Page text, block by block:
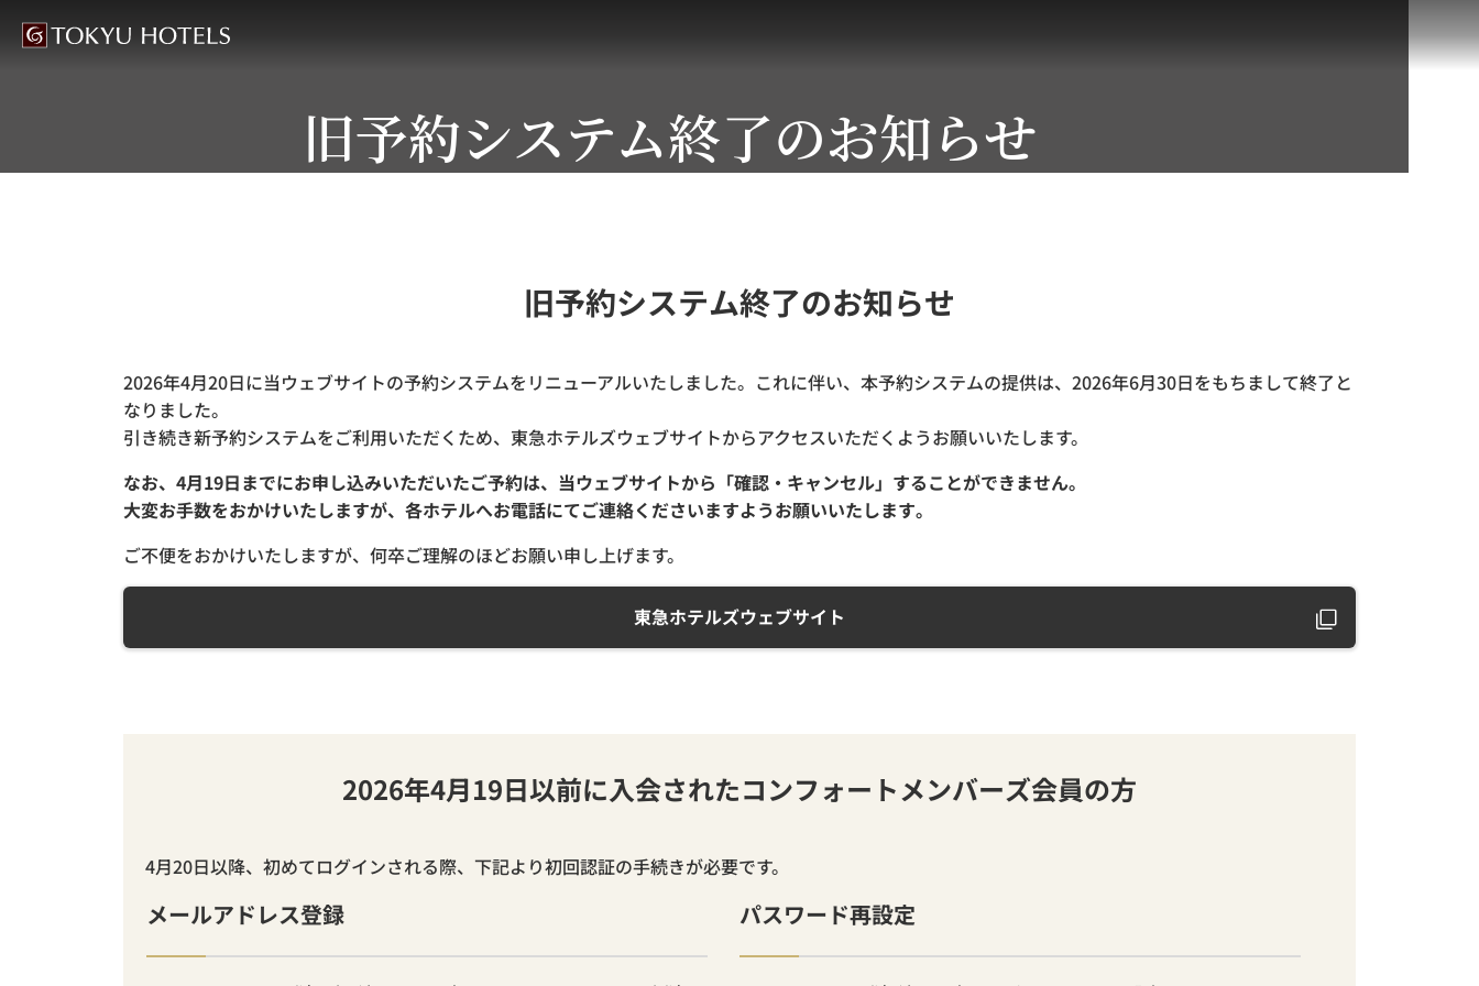
旧予約システム終了のお知らせ
旧予約システム終了のお知らせ
2026年4月20日に当ウェブサイトの予約システムをリニューアルいたしました。これに伴い、本予約システムの提供は、2026年6月30日をもちまして終了と
なりました。
引き続き新予約システムをご利用いただくため、東急ホテルズウェブサイトからアクセスいただくようお願いいたします。
なお、4月19日までにお申し込みいただいたご予約は、当ウェブサイトから「確認・キャンセル」することができません。
大変お手数をおかけいたしますが、各ホテルへお電話にてご連絡くださいますようお願いいたします。
ご不便をおかけいたしますが、何卒ご理解のほどお願い申し上げます。
東急ホテルズウェブサイト
2026年4月19日以前に入会されたコンフォートメンバーズ会員の方
4月20日以降、初めてログインされる際、下記より初回認証の手続きが必要です。
メールアドレス登録 パスワード再設定